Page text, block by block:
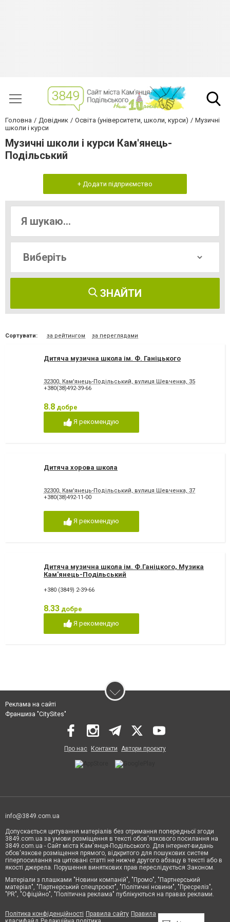
Головна Довідник Освіта (університети, школи, курси)
Музичні
школи і курси
Музичні школи і курси Кам'янець-
Подільський
+ Додати підприємство
ЗНАЙТИ
Сортувати: за рейтингом за переглядами
Дитяча музична школа ім. Ф. Ганіцького
32300, Кам'янець-Подільський, вулиця Шевченка, 35
+380(38)492-39-66
8.8 добре
Я рекомендую
Дитяча хорова школа
32300, Кам'янець-Подільський, вулиця Шевченка, 37
+380(38)492-11-00
Я рекомендую
Дитяча музична школа ім. Ф.Ганіцкого, Музика
Кам'янець-Подільський
+380 (3849) 2-39-66
8.33 добре
Я рекомендую
Реклама на сайті
Франшиза "CitySites"
Про нас Контакти Автори проєкту
info@3849.com.ua
Допускається цитування матеріалів без отримання попередньої згоди
3849.com.ua за умови розміщення в тексті обов'язкового посилання на
3849.com.ua - Сайт міста Кам'янця-Подільського. Для інтернет-видань
обов'язкове розміщення прямого, відкритого для пошукових систем
гіперпосилання на цитовані статті не нижче другого абзацу в тексті або в
якості джерела. Порушення виняткових прав переслідується Законом.
Матеріали з плашками "Новини компаній", "Промо", "Партнерський
матеріал", "Партнерський спецпроєкт", "Політичні новини", "Пресреліз",
"PR", "Офіційно", "Політична реклама" публікуються на правах реклами.
Політика конфіденційності Правила сайту Правила